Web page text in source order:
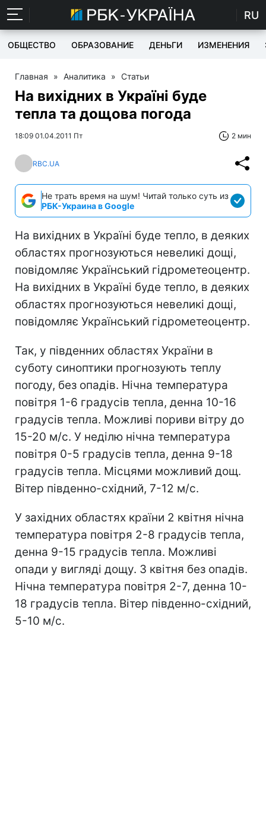
RU
ОБЩЕСТВО ОБРАЗОВАНИЕ ДЕНЬГИ ИЗМЕНЕНИЯ
Главная » Аналитика » Статьи
На вихідних в Україні буде
тепла та дощова погода
18:09 01.04.2011 Пт 2 мин
RBC.UA
Не трать время на шум! Читай только суть из
РБК-Украина в Google
На вихідних в Україні буде тепло, в деяких
областях прогнозуються невеликі дощі,
повідомляє Український гідрометеоцентр.
На вихідних в Україні буде тепло, в деяких
областях прогнозуються невеликі дощі,
повідомляє Український гідрометеоцентр.
Так, у південних областях України в
суботу синоптики прогнозують теплу
погоду, без опадів. Нічна температура
повітря 1-6 градусів тепла, денна 10-16
градусів тепла. Можливі пориви вітру до
15-20 м/с. У неділю нічна температура
повітря 0-5 градусів тепла, денна 9-18
градусів тепла. Місцями можливий дощ.
Вітер південно-східний, 7-12 м/с.
У західних областях країни 2 квітня нічна
температура повітря 2-8 градусів тепла,
денна 9-15 градусів тепла. Можливі
опади у вигляді дощу. 3 квітня без опадів.
Нічна температура повітря 2-7, денна 10-
18 градусів тепла. Вітер південно-східний,
5-10 м/с.